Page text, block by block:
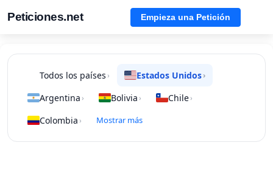
Peticiones.net Empieza una Petición
Todos los países › Estados Unidos›
Argentina › Bolivia › Chile›
Colombia › Mostrar más